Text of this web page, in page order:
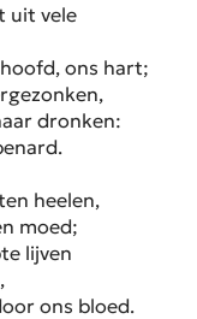
uit vele
ons hart;
dronken:
heelen,
moed;
lijven
ons bloed.